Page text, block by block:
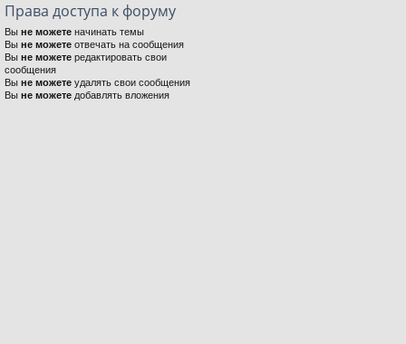
Права доступа к форуму
Вы не можете начинать темы
Вы не можете отвечать на сообщения
Вы не можете редактировать свои
сообщения
Вы не можете удалять свои сообщения
Вы не можете добавлять вложения